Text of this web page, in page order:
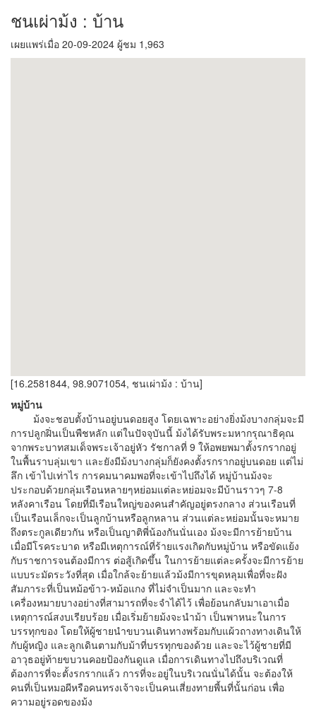
ชนเผ่าม้ง : บ้าน
เผยแพร่เมื่อ 20-09-2024 ผู้ชม 1,963
[16.2581844, 98.9071054, ชนเผ่าม้ง : บ้าน]
หมู่บ้าน
ม้งจะชอบตั้งบ้านอยู่บนดอยสูง โดยเฉพาะอย่างยิ่งม้งบางกลุ่มจะมี
การปลูกฝิ่นเป็นพืชหลัก แต่ในปัจจุบันนี้ ม้งได้รับพระมหากรุณาธิคุณ
จากพระบาทสมเด็จพระเจ้าอยู่หัว รัชกาลที่ 9 ให้อพยพมาตั้งรกรากอยู่
ในพื้นราบลุ่มเขา และยังมีม้งบางกลุ่มก็ยังคงตั้งรกรากอยู่บนดอย แต่ไม่
ลึก เข้าไปเท่าไร การคมนาคมพอที่จะเข้าไปถึงได้ หมู่บ้านม้งจะ
ประกอบด้วยกลุ่มเรือนหลายๆหย่อมแต่ละหย่อมจะมีบ้านราวๆ 7-8
หลังคาเรือน โดยที่มีเรือนใหญ่ของคนสำคัญอยู่ตรงกลาง ส่วนเรือนที่
เป็นเรือนเล็กจะเป็นลูกบ้านหรือลูกหลาน ส่วนแต่ละหย่อมนั้นจะหมาย
ถึงตระกูลเดียวกัน หรือเป็นญาติพี่น้องกันนั่นเอง ม้งจะมีการย้ายบ้าน
เมื่อมีโรคระบาด หรือมีเหตุการณ์ที่ร้ายแรงเกิดกับหมู่บ้าน หรือขัดแย้ง
กับราชการจนต้องมีการ ต่อสู้เกิดขึ้น ในการย้ายแต่ละครั้งจะมีการย้าย
แบบระมัดระวังที่สุด เมื่อใกล้จะย้ายแล้วม้งมีการขุดหลุมเพื่อที่จะฝัง
สัมภาระที่เป็นหม้อข้าว-หม้อแกง ที่ไม่จำเป็นมาก และจะทำ
เครื่องหมายบางอย่างที่สามารถที่จะจำได้ไว้ เพื่อย้อนกลับมาเอาเมื่อ
เหตุการณ์สงบเรียบร้อย เมื่อเริ่มย้ายม้งจะนำม้า เป็นพาหนะในการ
บรรทุกของ โดยให้ผู้ชายนำขบวนเดินทางพร้อมกับแผ้วถางทางเดินให้
กับผู้หญิง และลูกเดินตามกับม้าที่บรรทุกของด้วย และจะไว้ผู้ชายที่มี
อาวุธอยู่ท้ายขบวนคอยป้องกันดูแล เมื่อการเดินทางไปถึงบริเวณที่
ต้องการที่จะตั้งรกรากแล้ว การที่จะอยู่ในบริเวณนั่นได้นั้น จะต้องให้
คนที่เป็นหมอผีหรือคนทรงเจ้าจะเป็นคนเสี่ยงทายพี้นที่นั้นก่อน เพื่อ
ความอยู่รอดของม้ง